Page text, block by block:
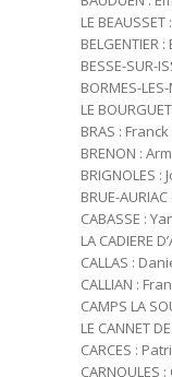
LE
BELGENTIER
BESSE-SUR-
BORMES-
LE
BRAS : Franck
BRENON :
BRIGNOLES :
BRUE-
CABASSE :
LA CADIERE
CALLAS :
CALLIAN :
CAMPS LA
LE CANNET
CARCES :
CARNOULES